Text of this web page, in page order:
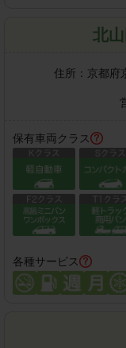
北
住所： 京都府
保有車両クラス
各種サービス